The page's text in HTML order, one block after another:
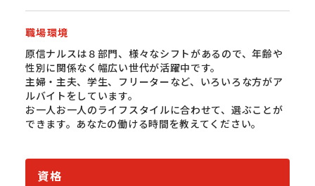
職場環境
原信ナルスは８部門、様々なシフトがあるので、年齢や
性別に関係なく幅広い世代が活躍中です。
主婦・主夫、学生、フリーターなど、いろいろな方がア
ルバイトをしています。
お一人お一人のライフスタイルに合わせて、選ぶことが
できます。あなたの働ける時間を教えてください。
資格